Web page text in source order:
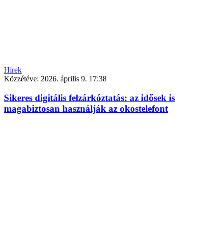
Hírek
Közzétéve: 2026. április 9. 17:38
Sikeres digitális felzárkóztatás: az idősek is
magabiztosan használják az okostelefont